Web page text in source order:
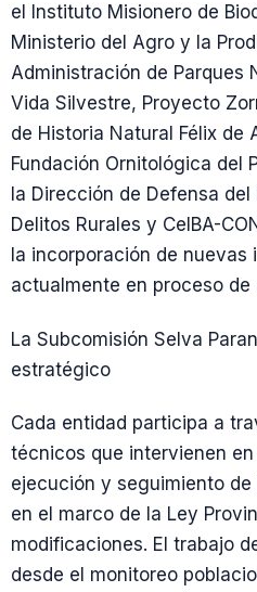
el Instituto Misionero de
Ministerio del Agro y la
Administración de Parques
Vida Silvestre, Proyecto
de Historia Natural Félix de
Fundación Ornitológica del
la Dirección de Defensa
Delitos Rurales y CeIBA-
la incorporación de nuevas
actualmente en proceso de
La Subcomisión Selva
estratégico
Cada entidad participa a
técnicos que intervienen
ejecución y seguimiento
en el marco de la Ley
modificaciones. El trabajo
desde el monitoreo